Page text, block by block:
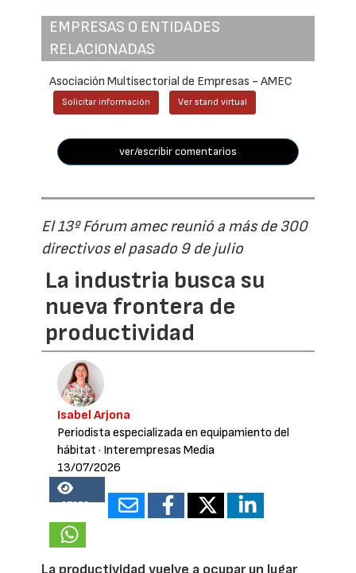
EMPRESAS O ENTIDADES
RELACIONADAS
Asociación Multisectorial de Empresas - AMEC
Solicitar información Ver stand virtual
ver/escribir comentarios
El 13º Fórum amec reunió a más de 300
directivos el pasado 9 de julio
La industria busca su
nueva frontera de
productividad
Isabel Arjona
Periodista especializada en equipamiento del
hábitat · Interempresas Media
13/07/2026
27058
La productividad vuelve a ocupar un lugar